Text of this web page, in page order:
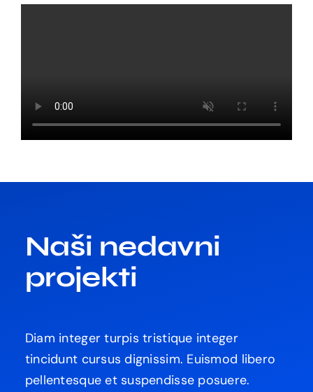
Naši nedavni
projekti
Diam integer turpis tristique integer
tincidunt cursus dignissim. Euismod libero
pellentesque et suspendisse posuere.